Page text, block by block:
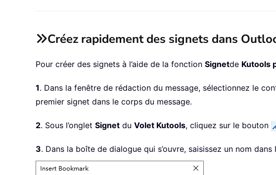
Créez rapidement des signets dans
Pour créer des signets à l’aide de la fonction Signetde Kutools
1. Dans la fenêtre de rédaction du message, sélectionnez le
premier signet dans le corps du message.
2. Sous l’onglet Signet du Volet Kutools, cliquez sur le bouton
3. Dans la boîte de dialogue qui s’ouvre, saisissez un nom dans